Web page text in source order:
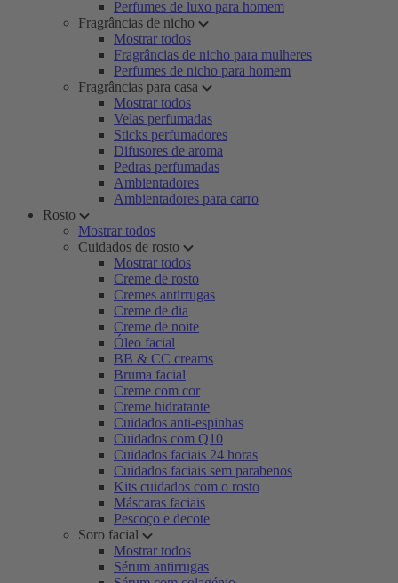
Perfumes de luxo para homem
Fragrâncias de nicho
Mostrar todos
Fragrâncias de nicho para mulheres
Perfumes de nicho para homem
Fragrâncias para casa
Mostrar todos
Velas perfumadas
Sticks perfumadores
Difusores de aroma
Pedras perfumadas
Ambientadores
Ambientadores para carro
Rosto
Mostrar todos
Cuidados de rosto
Mostrar todos
Creme de rosto
Cremes antirrugas
Creme de dia
Creme de noite
Óleo facial
BB & CC creams
Bruma facial
Creme com cor
Creme hidratante
Cuidados anti-espinhas
Cuidados com Q10
Cuidados faciais 24 horas
Cuidados faciais sem parabenos
Kits cuidados com o rosto
Máscaras faciais
Pescoço e decote
Soro facial
Mostrar todos
Sérum antirrugas